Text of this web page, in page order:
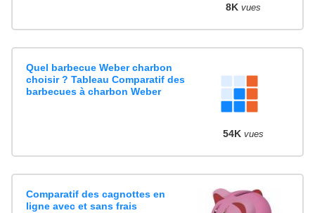
8K vues
Quel barbecue Weber charbon
choisir ? Tableau Comparatif des
barbecues à charbon Weber
54K vues
Comparatif des cagnottes en
ligne avec et sans frais